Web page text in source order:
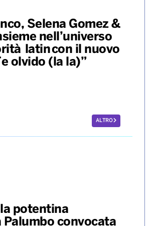
Selena Gomez &
nell’universo
latin con il nuovo
olvido (la la)”
ALTRO
potentina
Palumbo convocata